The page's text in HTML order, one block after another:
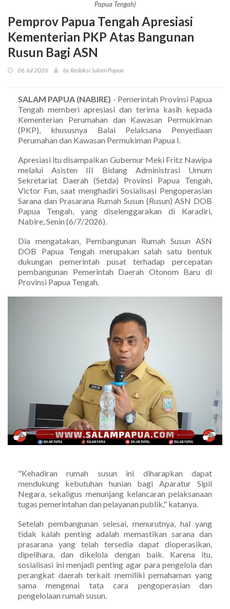
Papua Tengah)
Pemprov Papua Tengah Apresiasi
Kementerian PKP Atas Bangunan
Rusun Bagi ASN
06 Jul 2026 by Redaksi Salam Papua
SALAM PAPUA (NABIRE) - Pemerintah Provinsi Papua
Tengah memberi apresiasi dan terima kasih kepada
Kementerian Perumahan dan Kawasan Permukiman
(PKP), khususnya Balai Pelaksana Penyediaan
Perumahan dan Kawasan Permukiman Papua I.
Apresiasi itu disampaikan Gubernur Meki Fritz Nawipa
melalui Asisten III Bidang Administrasi Umum
Sekretariat Daerah (Setda) Provinsi Papua Tengah,
Victor Fun, saat menghadiri Sosialisasi Pengoperasian
Sarana dan Prasarana Rumah Susun (Rusun) ASN DOB
Papua Tengah, yang diselenggarakan di Karadiri,
Nabire, Senin (6/7/2026).
Dia mengatakan, Pembangunan Rumah Susun ASN
DOB Papua Tengah merupakan salah satu bentuk
dukungan pemerintah pusat terhadap percepatan
pembangunan Pemerintah Daerah Otonom Baru di
Provinsi Papua Tengah.
"Kehadiran rumah susun ini diharapkan dapat
mendukung kebutuhan hunian bagi Aparatur Sipil
Negara, sekaligus menunjang kelancaran pelaksanaan
tugas pemerintahan dan pelayanan publik," katanya.
Setelah pembangunan selesai, menurutnya, hal yang
tidak kalah penting adalah memastikan sarana dan
prasarana yang telah tersedia dapat dioperasikan,
dipelihara, dan dikelola dengan baik. Karena itu,
sosialisasi ini menjadi penting agar para pengelola dan
perangkat daerah terkait memiliki pemahaman yang
sama mengenai tata cara pengoperasian dan
pengelolaan rumah susun.